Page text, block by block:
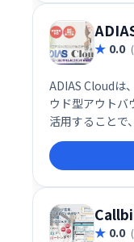
0.0
ADIAS Cloudは
ウド型アウトバ
活用することで
ます。
0.0